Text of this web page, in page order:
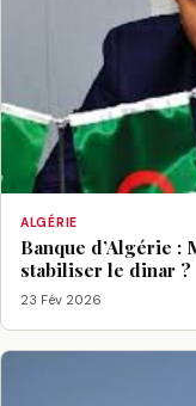
ALGÉRIE
Banque d’Algérie :
stabiliser le dinar ?
23 Fév 2026